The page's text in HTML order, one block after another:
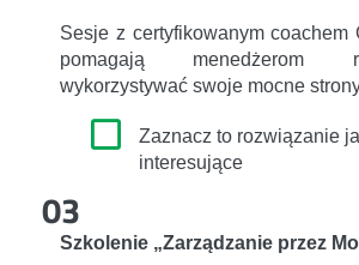
Sesje z certyfikowanym coachem
pomagają menedżerom
wykorzystywać swoje mocne
Zaznacz to rozwiązanie
interesujące
03
Szkolenie „Zarządzanie przez